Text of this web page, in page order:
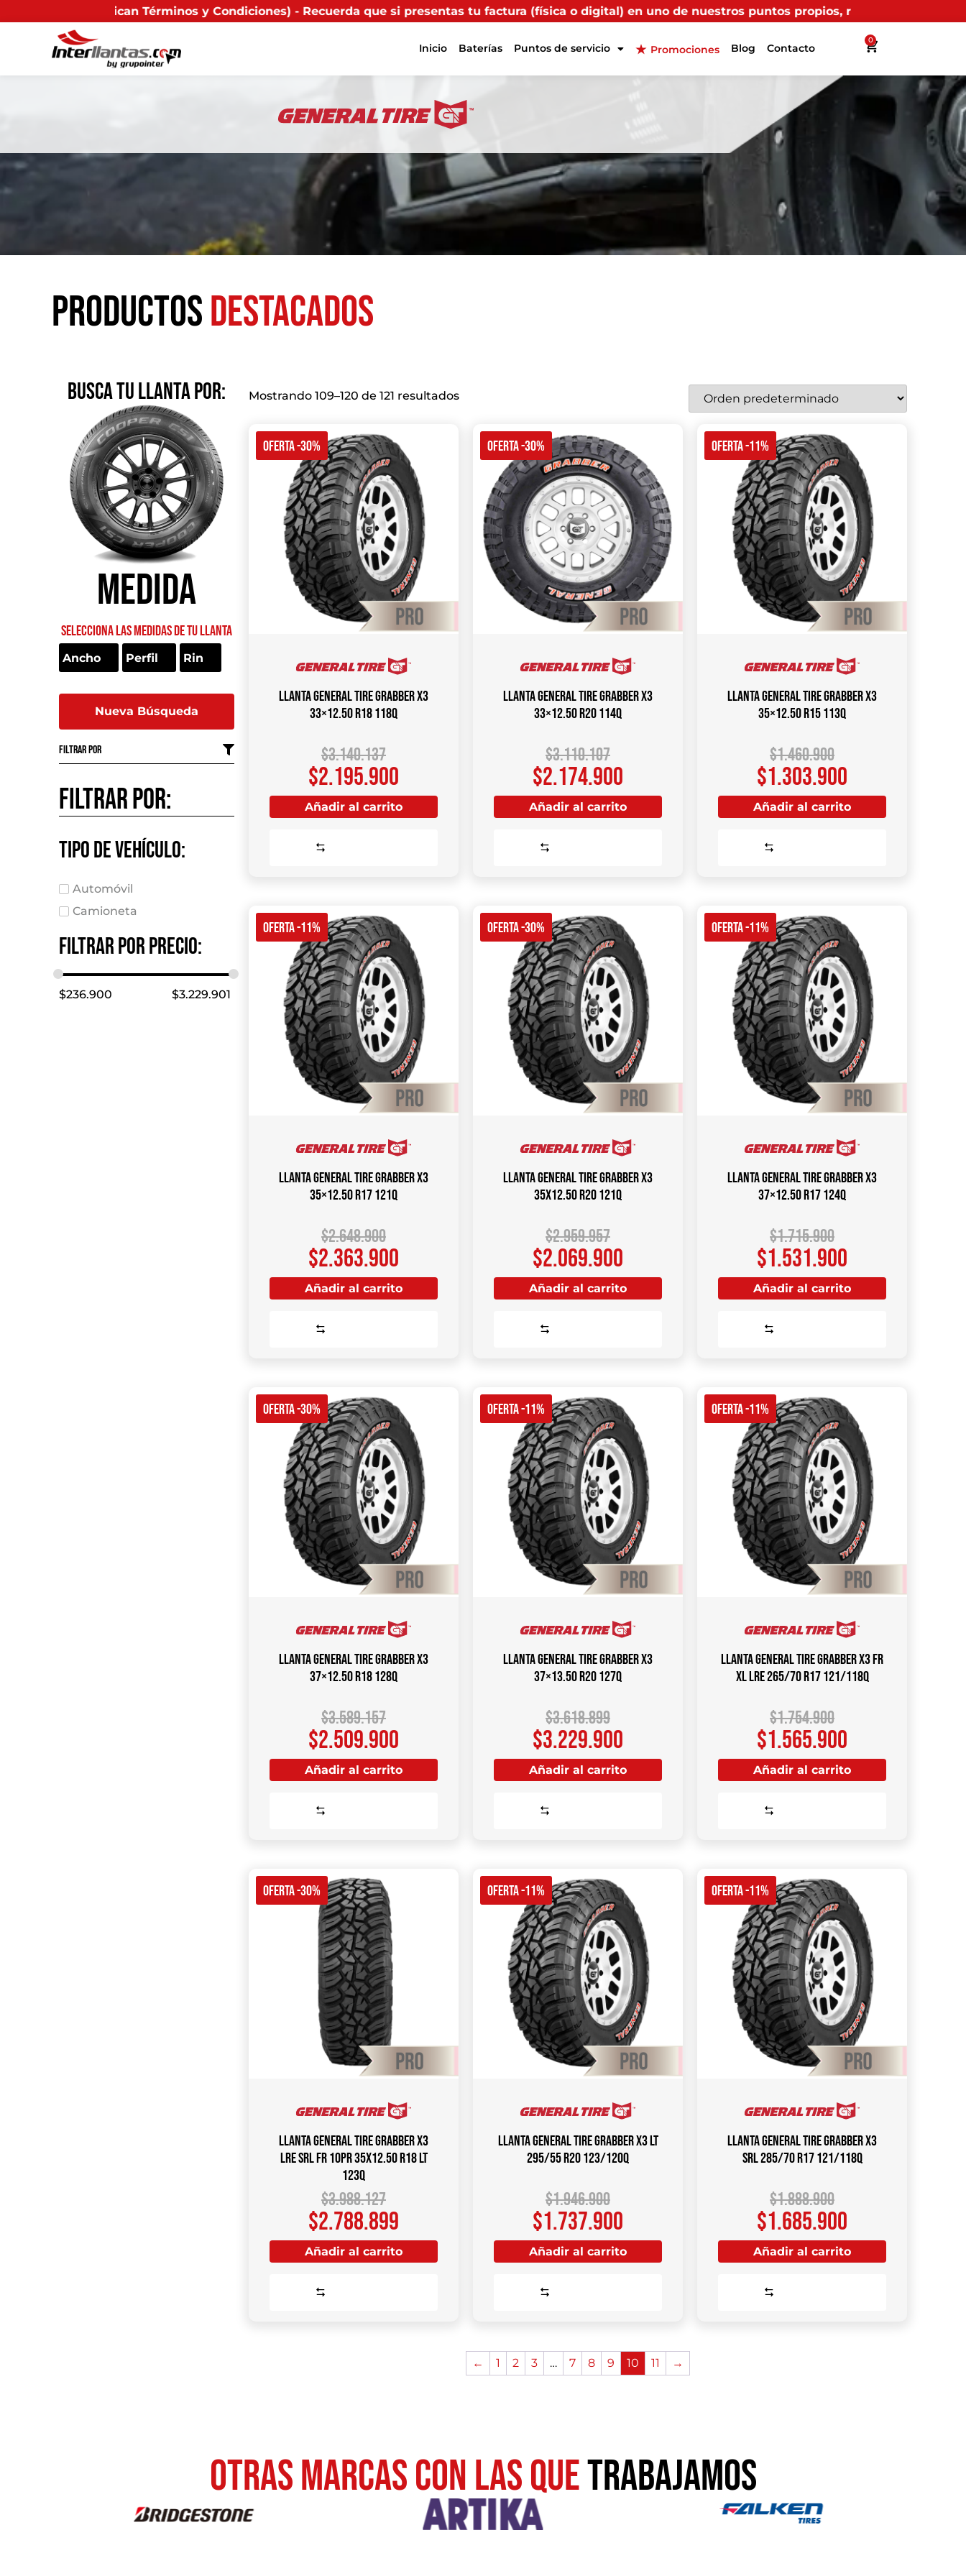
y Condiciones) - Recuerda que si presentas tu factura (física o digital) en uno de nuestros puntos propios, recibirás más beneficios en Interllantas.
Inicio Baterías Puntos de servicio Promociones Blog Contacto
0
Productosdestacados
BUSCA TU LLANTA POR:
Medida
Selecciona las medidas de tu llanta
Nueva Búsqueda
Filtrar por
Filtrar por:
Tipo de vehículo:
Automóvil
Camioneta
Filtrar por precio:
$236.900 $3.229.901
Mostrando 109–120 de 121 resultados
OFERTA -30%
Llanta GENERAL TIRE Grabber X3
33×12.50 R18 118Q
$3.140.137
$2.195.900
Añadir al carrito
OFERTA -30%
Llanta GENERAL TIRE Grabber X3
33×12.50 R20 114Q
$3.110.107
$2.174.900
Añadir al carrito
OFERTA -11%
Llanta GENERAL TIRE Grabber X3
35×12.50 R15 113Q
$1.460.900
$1.303.900
Añadir al carrito
OFERTA -11%
Llanta GENERAL TIRE Grabber X3
35×12.50 R17 121Q
$2.648.900
$2.363.900
Añadir al carrito
OFERTA -30%
Llanta GENERAL TIRE GRABBER X3
35X12.50 R20 121Q
$2.959.957
$2.069.900
Añadir al carrito
OFERTA -11%
Llanta GENERAL TIRE Grabber X3
37×12.50 R17 124Q
$1.715.900
$1.531.900
Añadir al carrito
OFERTA -30%
Llanta GENERAL TIRE Grabber X3
37×12.50 R18 128Q
$3.589.157
$2.509.900
Añadir al carrito
OFERTA -11%
Llanta GENERAL TIRE Grabber X3
37×13.50 R20 127Q
$3.618.899
$3.229.900
Añadir al carrito
OFERTA -11%
Llanta GENERAL TIRE Grabber X3 FR
XL LRE 265/70 R17 121/118Q
$1.754.900
$1.565.900
Añadir al carrito
OFERTA -30%
Llanta GENERAL TIRE Grabber X3
LRE SRL FR 10PR 35X12.50 R18 LT
123Q
$3.988.127
$2.788.899
Añadir al carrito
OFERTA -11%
Llanta GENERAL TIRE GRABBER X3 LT
295/55 R20 123/120Q
$1.946.900
$1.737.900
Añadir al carrito
OFERTA -11%
Llanta GENERAL TIRE Grabber X3
SRL 285/70 R17 121/118Q
$1.888.900
$1.685.900
Añadir al carrito
← 1 2 3 … 7 8 9 10 11 →
otras MARCAS CON LAS QUETRABAJAMOS